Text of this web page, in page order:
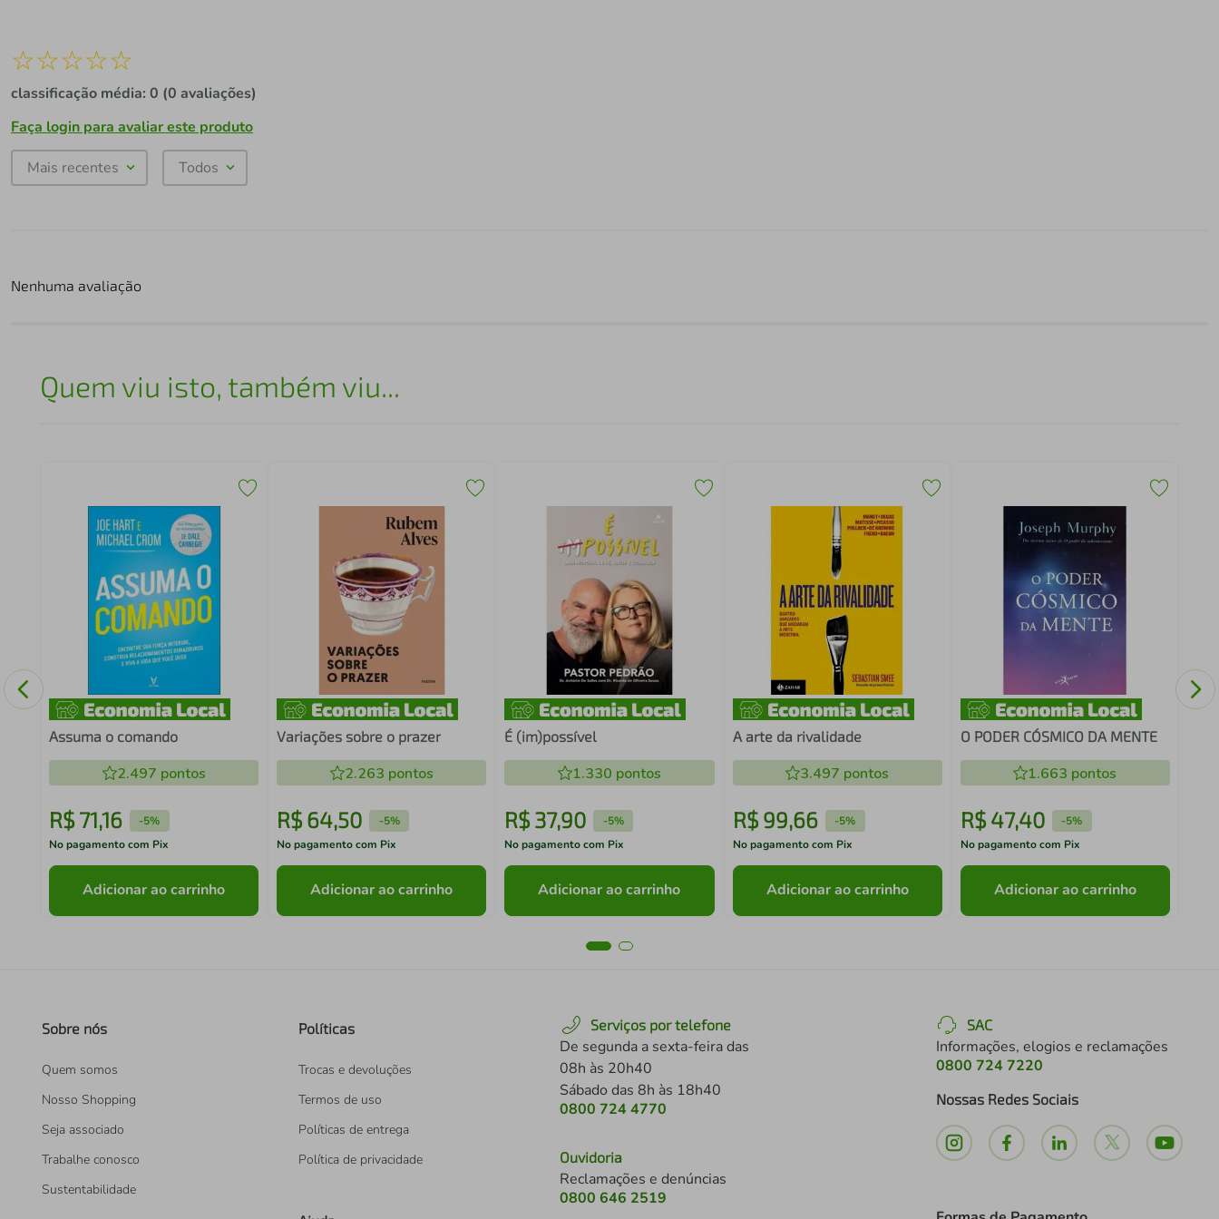
☆☆☆☆☆
classificação média: 0 (0 avaliações)
Faça login para avaliar este produto
Mais recentes Todos
Nenhuma avaliação
Quem viu isto, também viu...
Assuma o comando
2.497 pontos
R$ 71,16 -5%
No pagamento com Pix
Adicionar ao carrinho
Variações sobre o prazer
2.263 pontos
R$ 64,50 -5%
No pagamento com Pix
Adicionar ao carrinho
É (im)possível
1.330 pontos
R$37,90 -5%
No pagamento com Pix
Adicionar ao carrinho
A arte da rivalidade
3.497 pontos
R$ 99,66 -5%
No pagamento com Pix
Adicionar ao carrinho
O PODER CÓSMICO DA MENTE
1.663 pontos
R$ 47,40 -5%
No pagamento com Pix
Adicionar ao carrinho
Sobre nós
Quem somos
Nosso Shopping
Seja associado
Trabalhe conosco
Sustentabilidade
Políticas
Trocas e devoluções
Termos de uso
Políticas de entrega
Política de privacidade
Serviços por telefone
De segunda a sexta-feira das
08h às 20h40
Sábado das 8h às 18h40
0800 724 4770
Ouvidoria
Reclamações e denúncias
0800 646 2519
SAC
Informações, elogios e reclamações
0800 724 7220
Nossas Redes Sociais